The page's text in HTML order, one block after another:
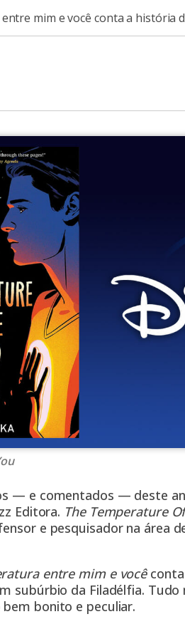
mim e você conta a
— e comentados — deste
Editora. The Temperature
e pesquisador na área
entre mim e vocêconta
subúrbio da Filadélfia. Tudo
bonito e peculiar.